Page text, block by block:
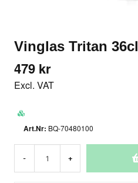
Vinglas Tritan 36cl
479 kr
Excl. VAT
BQ-70480100
- +